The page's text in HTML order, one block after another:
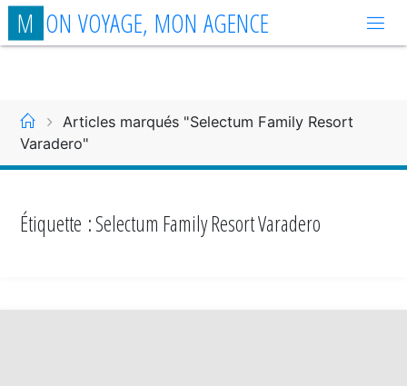
Aller
auM ON VOYAGE, MON AGENCE
AccueilArticles marqués "Selectum Family Resort
Varadero"
Étiquette :Selectum Family Resort Varadero